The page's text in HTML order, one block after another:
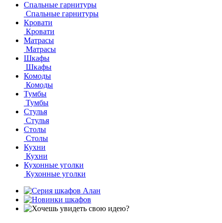
Спальные гарнитуры
Спальные гарнитуры
Кровати
Кровати
Матрасы
Матрасы
Шкафы
Шкафы
Комоды
Комоды
Тумбы
Тумбы
Стулья
Стулья
Столы
Столы
Кухни
Кухни
Кухонные уголки
Кухонные уголки